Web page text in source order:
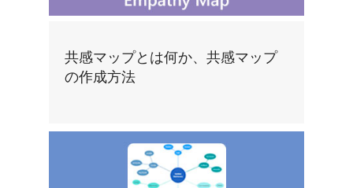
共感マップとは何か、共感マップ
の作成方法